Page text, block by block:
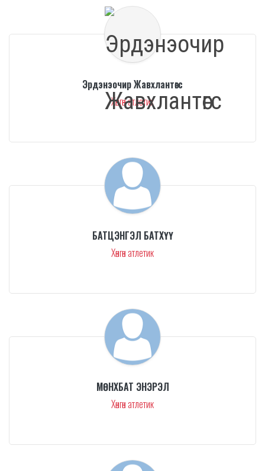
Эрдэнэочир Жавхлантөгс
Хөнгөн атлетик
БАТЦЭНГЭЛ БАТХҮҮ
Хөнгөн атлетик
МӨНХБАТ ЭНЭРЭЛ
Хөнгөн атлетик